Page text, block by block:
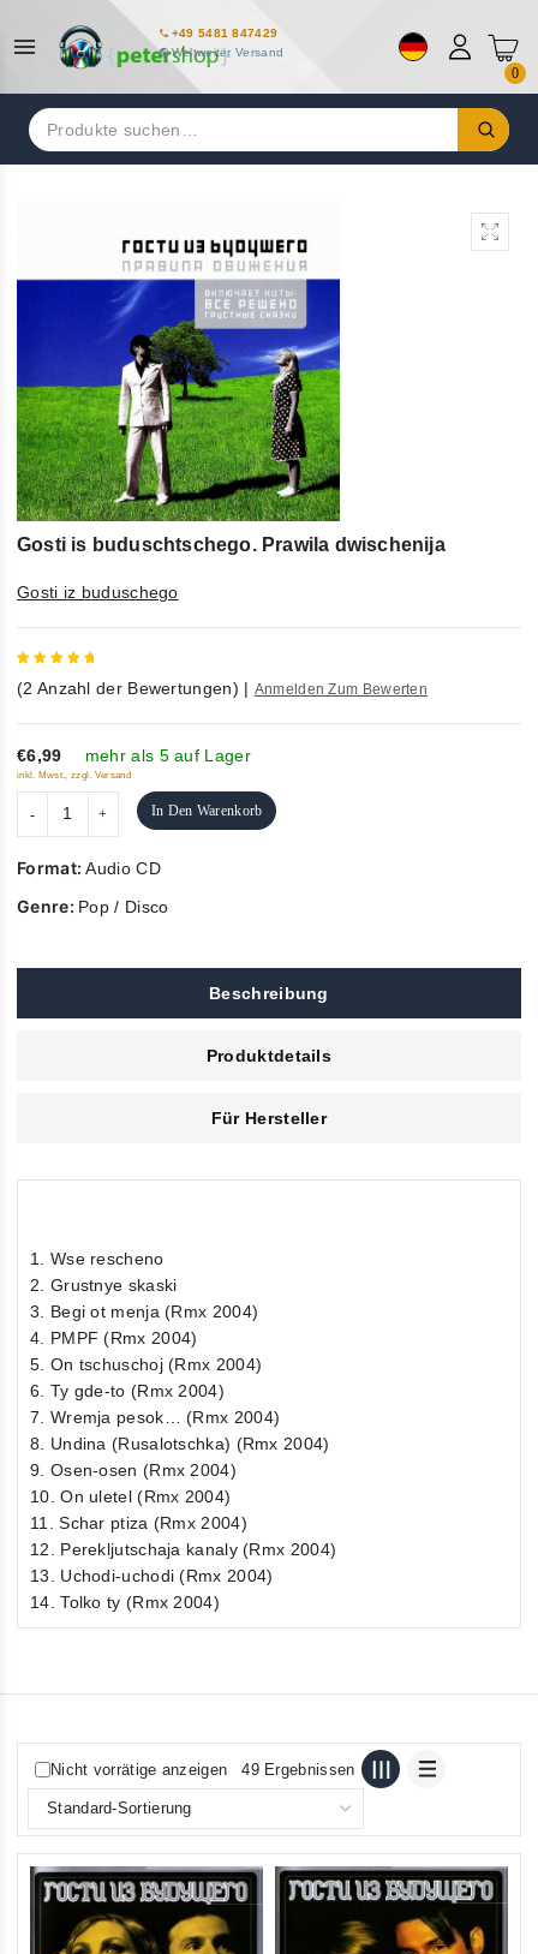
+49 5481 847429
Weltweiter Versand
0
Suchen
nach:
Gosti is buduschtschego. Prawila dwischenija
Gosti iz buduschego
5
(2 Anzahl der Bewertungen) | Anmelden Zum Bewerten
€6,99 mehr als 5 auf Lager
inkl. Mwst., zzgl. Versand
In Den Warenkorb
Format:Audio CD
Genre: Pop / Disco
Beschreibung
Produktdetails
Für Hersteller
1. Wse rescheno
2. Grustnye skaski
3. Begi ot menja (Rmx 2004)
4. PMPF (Rmx 2004)
5. On tschuschoj (Rmx 2004)
6. Ty gde-to (Rmx 2004)
7. Wremja pesok… (Rmx 2004)
8. Undina (Rusalotschka) (Rmx 2004)
9. Osen-osen (Rmx 2004)
10. On uletel (Rmx 2004)
11. Schar ptiza (Rmx 2004)
12. Perekljutschaja kanaly (Rmx 2004)
13. Uchodi-uchodi (Rmx 2004)
14. Tolko ty (Rmx 2004)
Nicht vorrätige anzeigen 49 Ergebnissen